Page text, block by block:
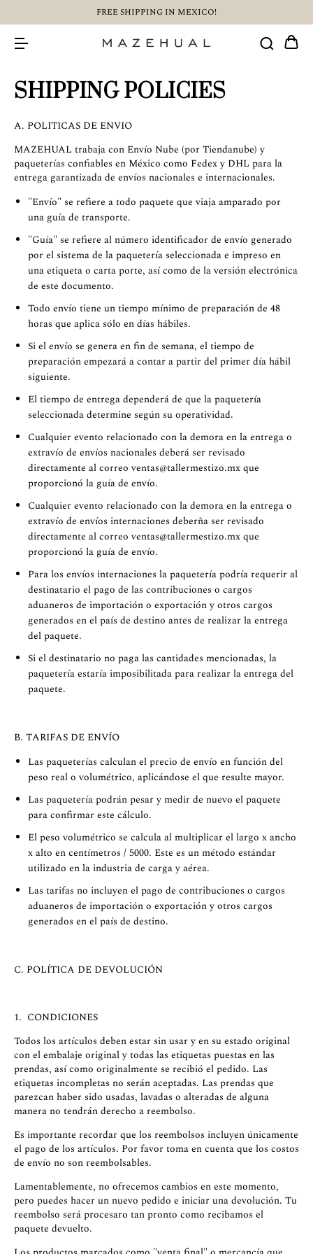
FREE SHIPPING IN MEXICO!
SHIPPING POLICIES
A. POLITICAS DE ENVIO
MAZEHUAL trabaja con Envío Nube (por Tiendanube) y
paqueterías confiables en México como Fedex y DHL para la
entrega garantizada de envíos nacionales e internacionales.
"Envío" se refiere a todo paquete que viaja amparado por
una guía de transporte.
"Guía" se refiere al número identificador de envío generado
por el sistema de la paquetería seleccionada e impreso en
una etiqueta o carta porte, así como de la versión electrónica
de este documento.
Todo envío tiene un tiempo mínimo de preparación de 48
horas que aplica sólo en días hábiles.
Si el envío se genera en fin de semana, el tiempo de
preparación empezará a contar a partir del primer día hábil
siguiente.
El tiempo de entrega dependerá de que la paquetería
seleccionada determine según su operatividad.
Cualquier evento relacionado con la demora en la entrega o
extravío de envíos nacionales deberá ser revisado
directamente al correo ventas@tallermestizo.mxque
proporcionó la guía de envío.
Cualquier evento relacionado con la demora en la entrega o
extravío de envíos internaciones deberña ser revisado
directamente al correo ventas@tallermestizo.mxque
proporcionó la guía de envío.
Para los envíos internaciones la paquetería podría requerir al
destinatario el pago de las contribuciones o cargos
aduaneros de importación o exportación y otros cargos
generados en el país de destino antes de realizar la entrega
del paquete.
Si el destinatario no paga las cantidades mencionadas, la
paquetería estaría imposibilitada para realizar la entrega del
paquete.
B. TARIFAS DE ENVÍO
Las paqueterías calculan el precio de envío en función del
peso real o volumétrico, aplicándose el que resulte mayor.
Las paquetería podrán pesar y medir de nuevo el paquete
para confirmar este cálculo.
El peso volumétrico se calcula al multiplicar el largo x ancho
x alto en centímetros / 5000. Este es un método estándar
utilizado en la industria de carga y aérea.
Las tarifas no incluyen el pago de contribuciones o cargos
aduaneros de importación o exportación y otros cargos
generados en el país de destino.
C. POLÍTICA DE DEVOLUCIÓN
1. CONDICIONES
Todos los artículos deben estar sin usar y en su estado original
con el embalaje original y todas las etiquetas puestas en las
prendas, así como originalmente se recibió el pedido. Las
etiquetas incompletas no serán aceptadas. Las prendas que
parezcan haber sido usadas, lavadas o alteradas de alguna
manera no tendrán derecho a reembolso.
Es importante recordar que los reembolsos incluyen únicamente
el pago de los artículos. Por favor toma en cuenta que los costos
de envío no son reembolsables.
Lamentablemente, no ofrecemos cambios en este momento,
pero puedes hacer un nuevo pedido e iniciar una devolución. Tu
reembolso será procesaro tan pronto como recibamos el
paquete devuelto.